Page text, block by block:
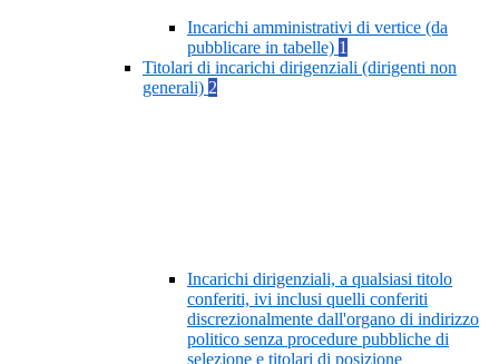
Incarichi amministrativi di vertice (da
pubblicare in tabelle) 1
Titolari di incarichi dirigenziali (dirigenti non
generali) 2
Incarichi dirigenziali, a qualsiasi titolo
conferiti, ivi inclusi quelli conferiti
discrezionalmente dall'organo di indirizzo
politico senza procedure pubbliche di
selezione e titolari di posizione